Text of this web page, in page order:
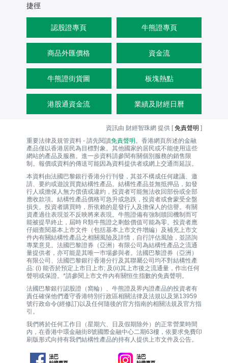
捷徑
認股證專頁 牛熊證專頁
商品外匯價格 資金流
牛熊證街貨圖 板塊熱點
港股通資金流 業績及財經日曆
資訊由 財經智珠網 提供 [免責聲明 ]
重要法律及規管資料 - 請先閱讀免責聲明 。香港網頁所述的金融
產品僅以香港居民為目標對象。其他國家的居民或不能使用這些
網站的產品及服務。進一步資料請參閱有關個別服務的銷售限
制。報價或資料的傳送可能因為資料提供者或網上交通而延誤。
本資料由法國巴黎銀行香港分行刊發，其並不構成任何建議、邀
請、要約或遊說買賣結構性產品。結構性產品並無抵押品，如發
行人或擔保人無力償債或違約，投資者可能無法收回部份或全部
應收款項。結構性產品價格可急升或急跌，投資者或會蒙受全盤
損失。投資者購買時，所依賴的是發行人及擔保人的信譽。有關
資產過往表現並不反映將來表現。牛熊證備有強制贖回機制而可
能被提早終止，屆時 R類牛熊證之剩餘價值可能為零。投資者應
仔細查閱基本上市文件（包括基本上市文件增編）及補充上市文
件內有關結構性產品之相關風險及詳情，自行評估風險，並諮詢
專業意見。法國巴黎證券（亞洲）有限公司為結構性產品之流通
量提供者，亦可能是其唯一巿場參與者。法國巴黎證券（亞洲）
有限公司、法國巴黎銀行香港分行及其聯屬公司均不對結構性產
品: (i) 能否於預定上市日上市; 及(ii)其上市後之流通量，作出任何
聲明或保證。*請參閱上市文件內有關恒生指數的免責聲明。
法國巴黎銀行認股證（窩輪）、牛熊證及界內證產品的投資者有
責任確保他們遵守香港特別行政區相關法律及法規以及第13959
號行政命令(經修訂)以及任何隨後的官方指南的相關法規及官方指
引。
我們將於任何工作日（星期六、日及假期除外）的正常營業時間
內，在香港中環金融街8號國際金融中心二期63樓，依要求免費印
刷版形式向持有我們結構性產品的持有人提供上市文件及公告。